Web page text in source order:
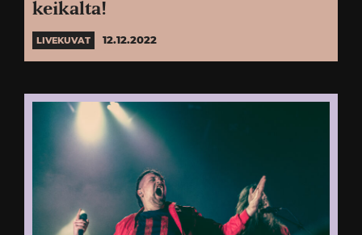
keikalta!
LIVEKUVAT 12.12.2022